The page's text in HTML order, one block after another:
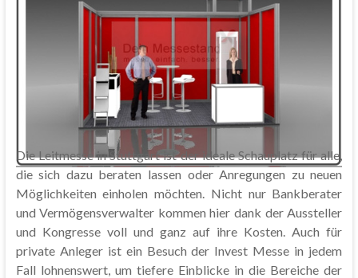
Die Leitmesse in Stuttgart ist der ideale Schauplatz für alle,
die sich dazu beraten lassen oder Anregungen zu neuen
Möglichkeiten einholen möchten. Nicht nur Bankberater
und Vermögensverwalter kommen hier dank der Aussteller
und Kongresse voll und ganz auf ihre Kosten. Auch für
private Anleger ist ein Besuch der Invest Messe in jedem
Fall lohnenswert, um tiefere Einblicke in die Bereiche der